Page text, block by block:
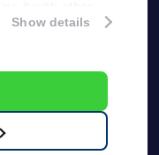
them or that
Show details
Million Stars